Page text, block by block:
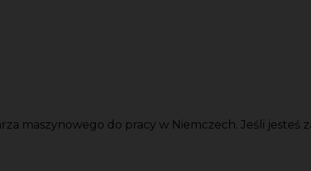
maszynowego do pracy w Niemczech. Jeśli jesteś